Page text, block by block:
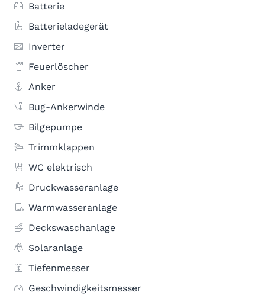
Batterie
Batterieladegerät
Inverter
Feuerlöscher
Anker
Bug-Ankerwinde
Bilgepumpe
Trimmklappen
WC elektrisch
Druckwasseranlage
Warmwasseranlage
Deckswaschanlage
Solaranlage
Tiefenmesser
Geschwindigkeitsmesser